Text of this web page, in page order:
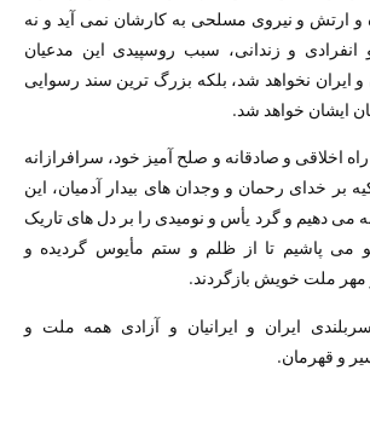
و ارتش و نیروی مسلحی به کارشان نمی آید و نه
و انفرادی و زندانی، سبب روسپیدی این مدعیان
و ایران نخواھد شد، بلکه بزرگ ترین سند رسوایی
ایشان خواھد شد.
اخلاقی و صادقانه و صلح آمیز خود، سرافرازانه
بر خدای رحمان و وجدان ھای بیدار آدمیان، این
می دھیم و گرد یأس و نومیدی را بر دل ھای تاریک
می پاشیم تا از ظلم و ستم مأیوس گردیده و
مھر ملت خویش بازگردند.
ایران و ایرانیان و آزادی ھمه ملت و
و قھرمان.